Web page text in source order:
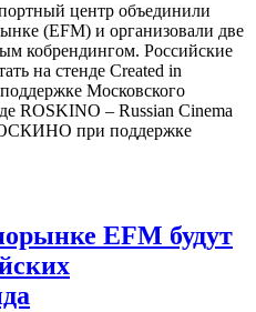
центр объединили
(EFM) и организовали две
кобрендингом. Российские
на стенде Created in
Московского
ROSKINO – Russian Cinema
при поддержке
EFM будут